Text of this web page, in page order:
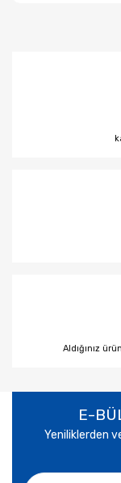
Aldığınız
E-
Yeniliklerden